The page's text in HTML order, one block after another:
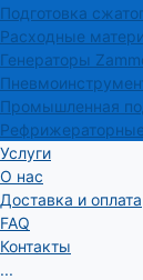
Подготовка
Расходные
Генераторы
Промышленная
Услуги
О нас
Доставка и оплата
FAQ
Контакты
...